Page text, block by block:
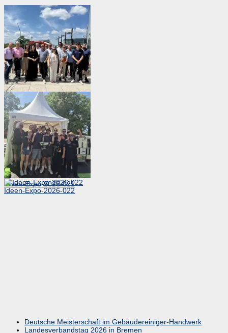
Ideen-Expo-2026-020
Ideen-Expo-2026-021
Ideen-Expo-2026-022
Deutsche Meisterschaft im Gebäudereiniger-Handwerk
Landesverbandstag 2026 in Bremen